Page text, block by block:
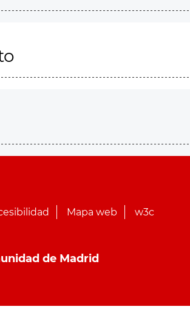
Mapa web w3c
de Madrid